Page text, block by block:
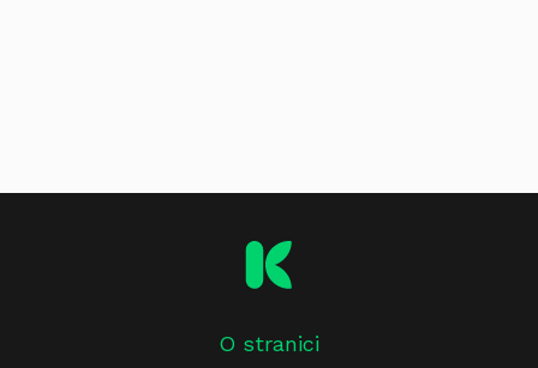
O stranici